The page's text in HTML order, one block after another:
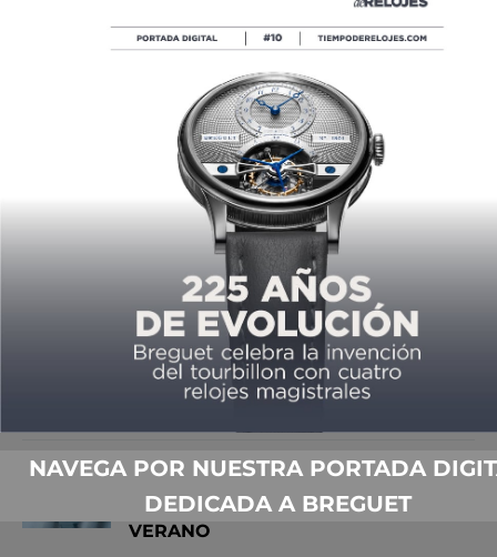
SIGUIENTE ARTÍCULO
EL VIAJERO COSMOPOLITA DE
GLASHÜTTE
08/19/2018
CUANDO UN ÍCONO SE AGRANDA
LA CERÁMICA AZUL TOP GUN
MIRAMAR DE IWC CONQUISTA EL
VERANO
NAVEGA POR NUESTRA PORTADA
DEDICADA A BREGUET